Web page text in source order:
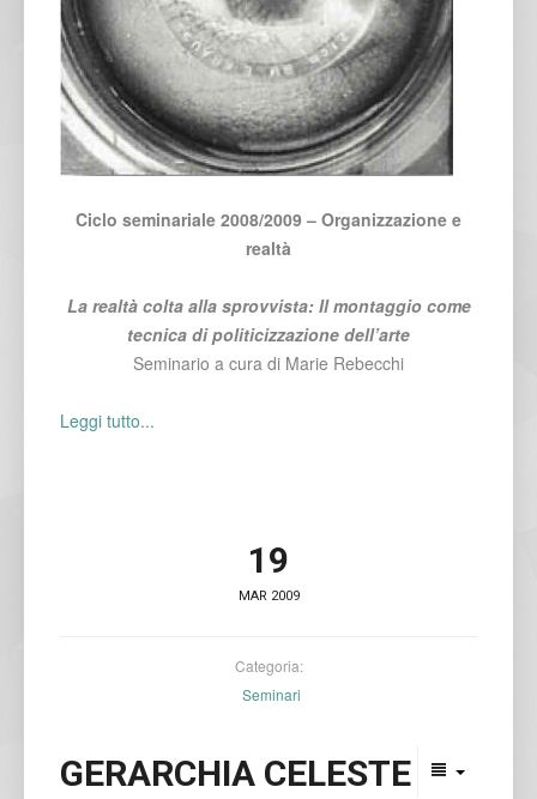
Ciclo seminariale 2008/2009 – Organizzazione e
realtà
La realtà colta alla sprovvista: Il montaggio come
tecnica di politicizzazione dell’arte
Seminario a cura di Marie Rebecchi
Leggi tutto...
19
MAR 2009
Categoria:
Seminari
GERARCHIA CELESTE